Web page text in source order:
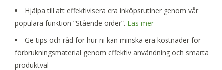
Hjälpa till att effektivisera era inköpsrutiner genom vår
populära funktion ”Stående order”. Läs mer
Ge tips och råd för hur ni kan minska era kostnader för
förbrukningsmaterial genom effektiv användning och smarta
produktval